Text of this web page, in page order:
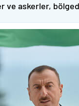
askerler,